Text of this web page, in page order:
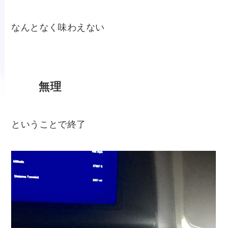
なんとなく味わえない
無理
ということで終了